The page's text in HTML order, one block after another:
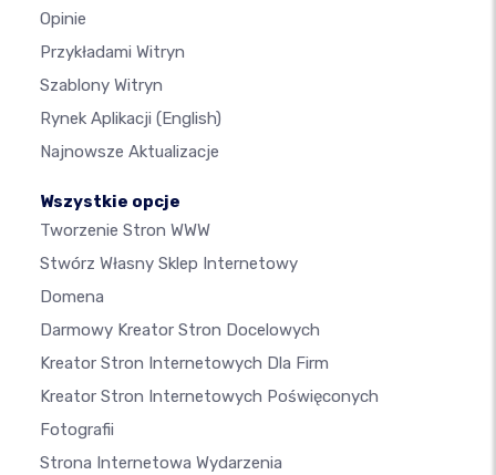
Opinie
Przykładami Witryn
Szablony Witryn
Rynek Aplikacji (English)
Najnowsze Aktualizacje
Wszystkie opcje
Tworzenie Stron WWW
Stwórz Własny Sklep Internetowy
Domena
Darmowy Kreator Stron Docelowych
Kreator Stron Internetowych Dla Firm
Kreator Stron Internetowych Poświęconych
Fotografii
Strona Internetowa Wydarzenia